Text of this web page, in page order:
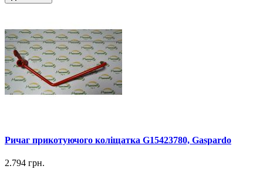
Ричаг прикотуючого коліщатка G15423780, Gaspardo
2.794 грн.